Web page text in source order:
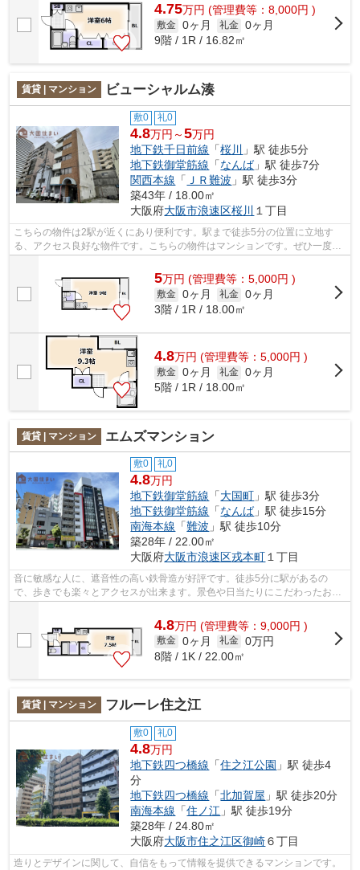
4.75万円 (管理費等：8,000円 )
敷金 0ヶ月 礼金 0ヶ月
9階 / 1R / 16.82㎡
賃貸 | マンション ビューシャルム湊
敷0 礼0
4.8万円～5万円
地下鉄千日前線 「桜川
」駅 徒歩5分
地下鉄御堂筋線 「なんば」駅 徒歩7分
関西本線 「 ＪＲ難波 」駅 徒歩3分
築43年 / 18.00㎡
大阪府大阪市浪速区桜川 １丁目
こちらの物件は2駅が近くにあり便利です。駅まで徒歩5分の位置に立地す
る、アクセス良好な物件です。こちらの物件はマンションです。ぜひ一度見
ていただきたい、「ビューシャルム湊」...
5万円 (管理費等：5,000円 )
敷金 0ヶ月 礼金 0ヶ月
3階 / 1R / 18.00㎡
4.8万円 (管理費等：5,000円 )
敷金 0ヶ月 礼金 0ヶ月
5階 / 1R / 18.00㎡
賃貸 | マンション エムズマンション
敷0 礼0
4.8万円
地下鉄御堂筋線 「大国町 」駅 徒歩3分
地下鉄御堂筋線 「なんば」駅 徒歩15分
南海本線 「難波 」駅 徒歩10分
築28年 / 22.00㎡
大阪府大阪市浪速区戎本町１丁目
音に敏感な人に、遮音性の高い鉄骨造が好評です。徒歩5分に駅があるの
で、歩きでも楽々とアクセスが出来ます。景色や日当たりにこだわったお部
4.8万円 (管理費等：9,000円 )
敷金 0ヶ月 礼金 0万円
8階 / 1K / 22.00㎡
賃貸 | マンション フルーレ住之江
敷0 礼0
4.8万円
地下鉄四つ橋線 「住之江公園 」駅 徒歩4
分
地下鉄四つ橋線 「北加賀屋 」駅 徒歩20分
南海本線 「住ノ江 」駅 徒歩19分
築28年 / 24.80㎡
大阪府大阪市住之江区御崎６丁目
造りとデザインに関して、自信をもって情報を提供できるマンションです。